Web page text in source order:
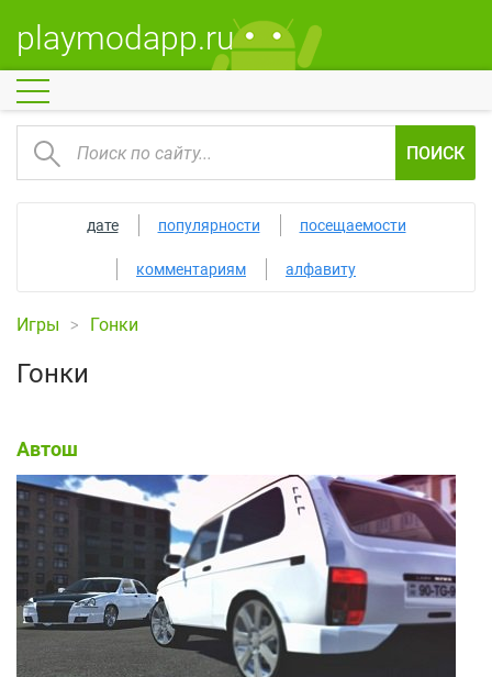
playmodapp.ru
ПОИСК
дате популярности посещаемости
комментариям алфавиту
Игры Гонки
Гонки
Автош